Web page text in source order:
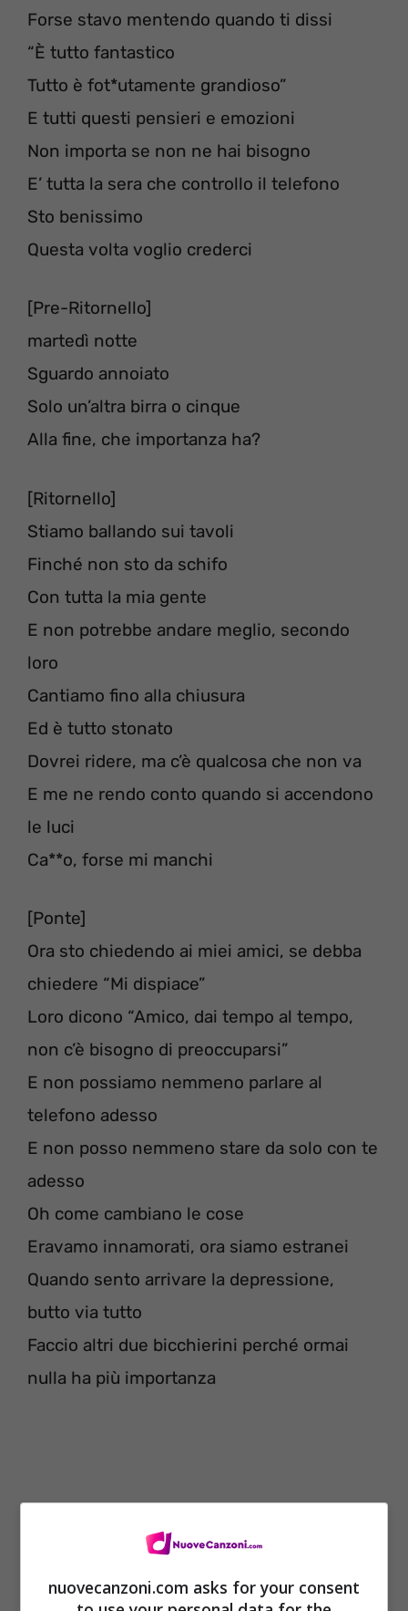
Forse stavo mentendo quando ti dissi
“È tutto fantastico
Tutto è fot*utamente grandioso”
E tutti questi pensieri e emozioni
Non importa se non ne hai bisogno
E’ tutta la sera che controllo il telefono
Sto benissimo
Questa volta voglio crederci
[Pre-Ritornello]
martedì notte
Sguardo annoiato
Solo un’altra birra o cinque
Alla fine, che importanza ha?
[Ritornello]
Stiamo ballando sui tavoli
Finché non sto da schifo
Con tutta la mia gente
E non potrebbe andare meglio, secondo
loro
Cantiamo fino alla chiusura
Ed è tutto stonato
Dovrei ridere, ma c’è qualcosa che non va
E me ne rendo conto quando si accendono
le luci
Ca**o, forse mi manchi
[Ponte]
Ora sto chiedendo ai miei amici, se debba
chiedere “Mi dispiace”
Loro dicono “Amico, dai tempo al tempo,
non c’è bisogno di preoccuparsi”
E non possiamo nemmeno parlare al
telefono adesso
E non posso nemmeno stare da solo con te
adesso
Oh come cambiano le cose
Eravamo innamorati, ora siamo estranei
Quando sento arrivare la depressione,
butto via tutto
Faccio altri due bicchierini perché ormai
nulla ha più importanza
nuovecanzoni.com asks for your consent